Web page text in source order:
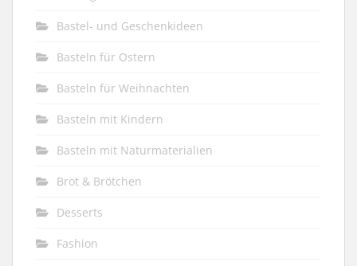
Bastel- und Geschenkideen
Basteln für Ostern
Basteln für Weihnachten
Basteln mit Kindern
Basteln mit Naturmaterialien
Brot & Brötchen
Desserts
Fashion